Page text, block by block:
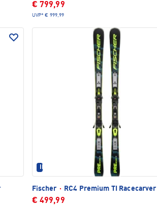
€ 799,99
UVP* € 999,99
IM SET ERHÄLTLICH
Fischer · RC4 Premium TI Racecarver
€ 499,99